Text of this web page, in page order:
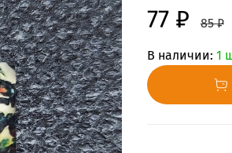
77 ₽ 85 ₽
В наличии: 1